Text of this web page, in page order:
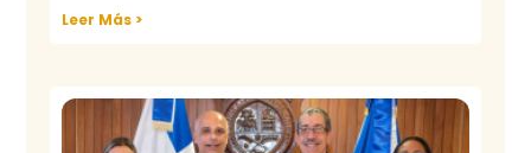
Leer Más >